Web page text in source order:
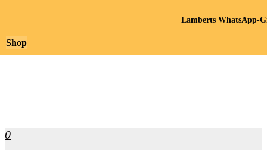
0
Shop
Lamberts WhatsApp-